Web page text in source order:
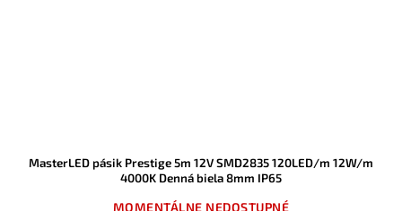
MasterLED pásik Prestige 5m 12V SMD2835 120LED/m 12W/m
4000K Denná biela 8mm IP65
MOMENTÁLNE NEDOSTUPNÉ